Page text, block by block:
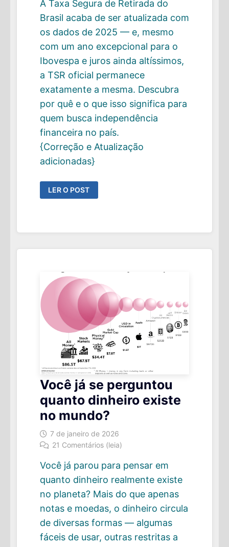
A Taxa Segura de Retirada do
Brasil acaba de ser atualizada com
os dados de 2025 — e, mesmo
com um ano excepcional para o
Ibovespa e juros ainda altíssimos,
a TSR oficial permanece
exatamente a mesma. Descubra
por quê e o que isso significa para
quem busca independência
financeira no país.
{Correção e Atualização
adicionadas}
2026:
ATUALIZAÇÃO
ANUAL
RETIRADA
BRASIL
LER O POST
Você já se perguntou
quanto dinheiro existe
no mundo?
7 de janeiro de 2026
21 Comentários (leia)
Você já parou para pensar em
quanto dinheiro realmente existe
no planeta? Mais do que apenas
notas e moedas, o dinheiro circula
de diversas formas — algumas
fáceis de usar, outras restritas a